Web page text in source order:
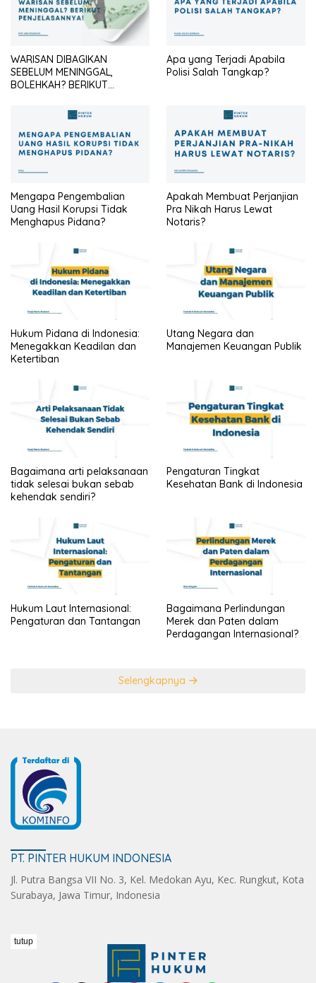
WARISAN DIBAGIKAN
SEBELUM MENINGGAL,
BOLEHKAH? BERIKUT
Apa yang Terjadi Apabila
Polisi Salah Tangkap?
Mengapa Pengembalian
Uang Hasil Korupsi Tidak
Menghapus Pidana?
Apakah Membuat Perjanjian
Pra Nikah Harus Lewat
Notaris?
Hukum Pidana di Indonesia:
Menegakkan Keadilan dan
Ketertiban
Utang Negara dan
Manajemen Keuangan Publik
Bagaimana arti pelaksanaan
tidak selesai bukan sebab
kehendak sendiri?
Pengaturan Tingkat
Kesehatan Bank di Indonesia
Hukum Laut Internasional:
Pengaturan dan Tantangan
Bagaimana Perlindungan
Merek dan Paten dalam
Perdagangan Internasional?
Selengkapnya
PT. PINTER HUKUM INDONESIA
Jl. Putra Bangsa VII No. 3, Kel. Medokan Ayu, Kec. Rungkut, Kota
Surabaya, Jawa Timur, Indonesia
tutup